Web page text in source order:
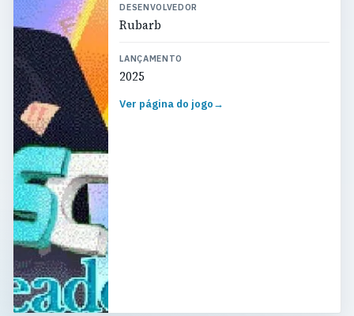
DESENVOLVEDOR
Rubarb
LANÇAMENTO
2025
Ver página do jogo→